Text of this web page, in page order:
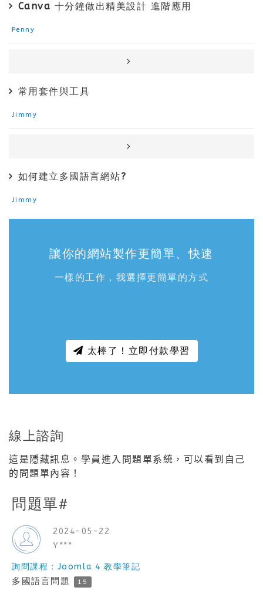
Canva 十分鐘做出精美設計 進階應用
Penny
常用套件與工具
Jimmy
如何建立多國語言網站?
Jimmy
讓你的網站製作更簡單、快速
一樣的工作，我選擇更簡單的方式
太棒了！立即付款學習
線上諮詢
這是隱藏訊息。學員進入問題單系統，可以看到自己
的問題單內容！
問題單#
2024-05-22
Y***
詢問課程：Joomla 4 教學筆記
多國語言問題 15